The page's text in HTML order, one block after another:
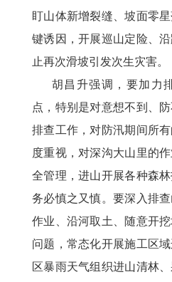
盯山体新增裂缝、坡面零
键诱因，开展巡山定险、
止再次滑坡引发次生灾害。
胡昌升强调，要加力
点，特别是对意想不到、
排查工作，对防汛期间所
度重视，对深沟大山里的
全管理，进山开展各种森
务必慎之又慎。要深入排
作业、沿河取土、随意开
问题，常态化开展施工区
区暴雨天气组织进山清林